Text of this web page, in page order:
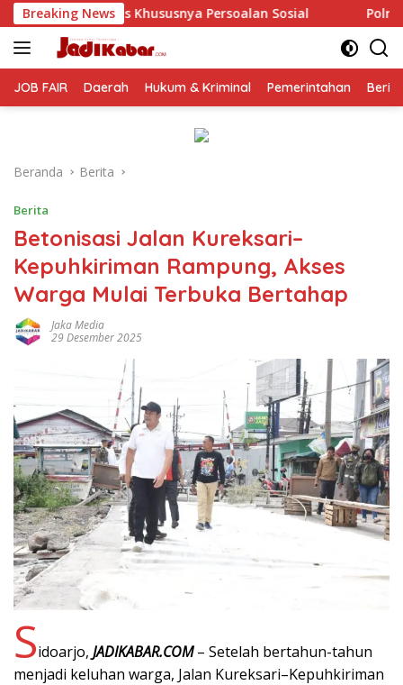
Langsung
ke
konten
Breaking News
Sosial Polresta Malang Kota Gelar Makan
JOB FAIR Daerah Hukum & Kriminal Pemerintahan
Beranda Berita
Berita
Betonisasi Jalan Kureksari–
Kepuhkiriman Rampung, Akses
Warga Mulai Terbuka Bertahap
Jaka Media
29 Desember 2025
Sidoarjo, JADIKABAR.COM– Setelah bertahun-tahun
menjadi keluhan warga, Jalan Kureksari–Kepuhkiriman